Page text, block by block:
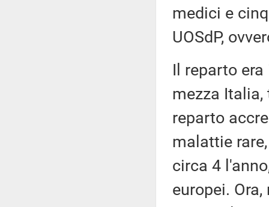
medici e
UOSdP,
Il reparto
mezza Italia,
reparto
malattie
circa 4
europei.